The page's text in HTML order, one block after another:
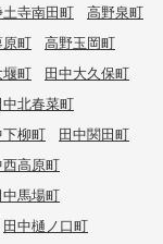
土寺南田町
高野泉町
町
高野玉岡町
堰町
田中大久保町
中北春菜町
下柳町
田中関田町
西高原町
中馬場町
田中樋ノ口町